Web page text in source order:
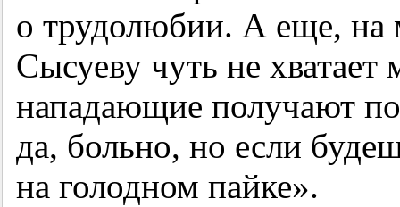
о трудолюбии. А еще, на
Сысуеву чуть не
нападающие получают
да, больно, но если
на голодном пайке».